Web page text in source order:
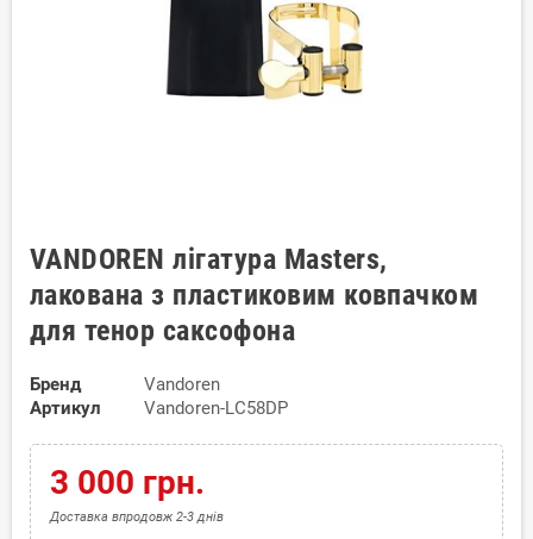
VANDOREN лiгатура Masters,
лакована з пластиковим ковпачком
для тенор саксофона
Бренд
Vandoren
Артикул
Vandoren-LC58DP
3 000 грн.
Доставка впродовж 2-3 днів